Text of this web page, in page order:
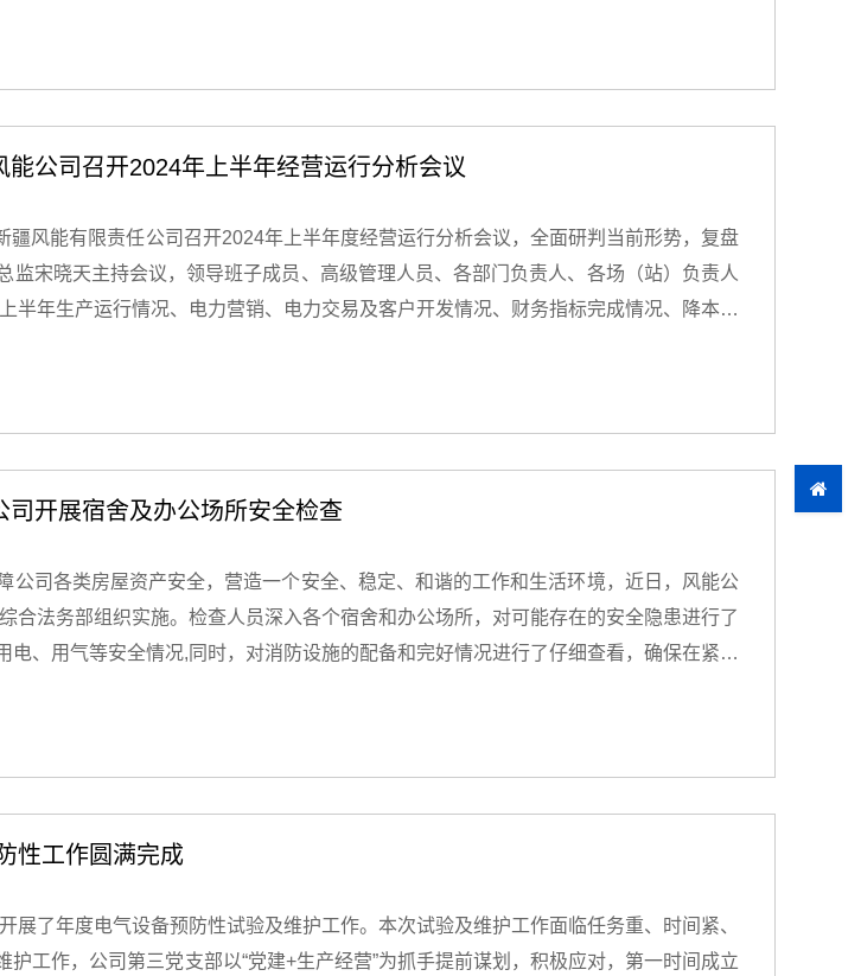
前沿趋势。例如，在招聘与选拔模块中，大家学习了集团的招聘管理要求，如何运用
效考核、岗位管理、轮岗工作等方面的人力资源亮点、重点工作成效，参训人员纷纷
到实际工作中，进一步提升技能、加强管理，为集团及公司的人力资源管理工作注入新
—新疆风能公司召开2024年上半年经营运行分析会议
风能有限责任公司召开2024年上半年度经营运行分析会议，全面研判当前形势，复盘
监宋晓天主持会议，领导班子成员、高级管理人员、各部门负责人、各场（站）负责人
半年生产运行情况、电力营销、电力交易及客户开发情况、财务指标完成情况、降本增
了重点汇报，对上半经营运行中的差距短板进行了客观剖析总结，提出了切实可行的解
工作完成情况及下半年工作计划作了简要汇报。在听取汇报后，高级管理人员、领导班
宝贵意见。 会议最后，公司党委副书记、总经理李雪梅全面、客观地评价了公司2024
对各项挑战，聚焦全年目标，紧抓过程监控和风险防范，把握关键点，稳固优势，弥
措，奋力冲刺完成全年目标任务。
开展宿舍及办公场所安全检查
公司各类房屋资产安全，营造一个安全、稳定、和谐的工作和生活环境，近日，风能公
合法务部组织实施。检查人员深入各个宿舍和办公场所，对可能存在的安全隐患进行了
、用气等安全情况,同时，对消防设施的配备和完好情况进行了仔细查看，确保在紧急
查了各部门办公设备的使用是否规范，线路是否老化，疏散通道和安全出口是否畅通无
现的安全隐患，检查人员当场提出了整改意见，要求相关责任部门和人员限时整改;对
防盗等安全措施的重要性，要求各部门强化常态化管理，共同维护良好的安全环境。
能力，共同构建一个安全、舒适的工作和生活环境。 图 办公楼安全检查
性工作圆满完成
了年度电气设备预防性试验及维护工作。本次试验及维护工作面临任务重、时间紧、
工作，公司第三党支部以“党建+生产经营”为抓手提前谋划，积极应对，第一时间成立